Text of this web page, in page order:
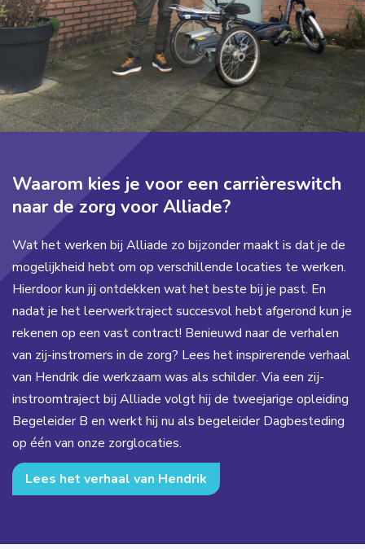
Waarom kies je voor een carrièreswitch
naar de zorg voor Alliade?
Wat het werken bij Alliade zo bijzonder maakt is dat je de
mogelijkheid hebt om op verschillende locaties te werken.
Hierdoor kun jij ontdekken wat het beste bij je past. En
nadat je het leerwerktraject succesvol hebt afgerond kun je
rekenen op een vast contract! Benieuwd naar de verhalen
van zij-instromers in de zorg? Lees het inspirerende verhaal
van Hendrik die werkzaam was als schilder. Via een zij-
instroomtraject bij Alliade volgt hij de tweejarige opleiding
Begeleider B en werkt hij nu als begeleider Dagbesteding
op één van onze zorglocaties.
Lees het verhaal van Hendrik